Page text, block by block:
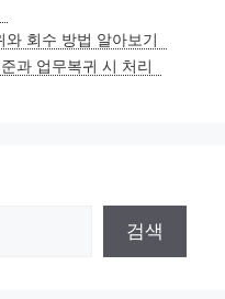
회수 방법 알아보기
과 업무복귀 시 처리
검색